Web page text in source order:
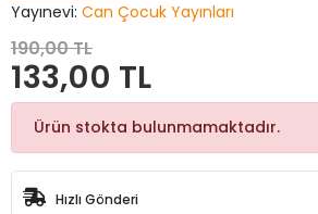
Yayınevi: Can Çocuk Yayınları
190,00 TL
133,00 TL
Ürün stokta bulunmamaktadır.
Hızlı Gönderi